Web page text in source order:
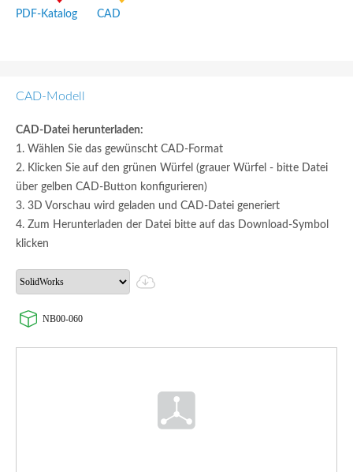
PDF-Katalog CAD
CAD-Modell
CAD-Datei herunterladen:
1. Wählen Sie das gewünscht CAD-Format
2. Klicken Sie auf den grünen Würfel (grauer Würfel - bitte Datei
über gelben CAD-Button konfigurieren)
3. 3D Vorschau wird geladen und CAD-Datei generiert
4. Zum Herunterladen der Datei bitte auf das Download-Symbol
klicken
NB00-060